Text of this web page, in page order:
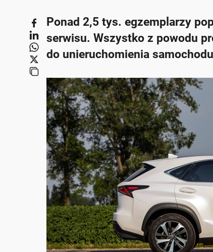
Ponad 2,5 tys. egzemplarzy
serwisu. Wszystko z powodu
do unieruchomienia samochodu